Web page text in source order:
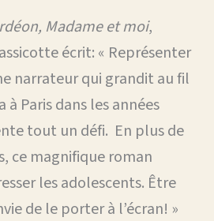
Madame et moi,
écrit: « Représenter
narrateur qui grandit au fil
à Paris dans les années
tout un défi. En plus de
ce magnifique roman
les adolescents. Être
de le porter à l’écran! »